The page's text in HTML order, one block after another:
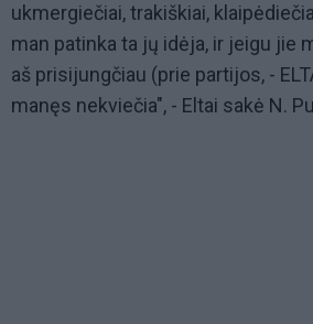
ukmergiečiai, trakiškiai,
man patinka ta jų idėja, ir jeigu jie
aš prisijungčiau (prie partijos, -
manęs nekviečia", - Eltai sakė N.